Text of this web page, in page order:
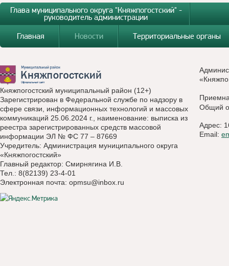
Глава муниципального округа "Княжпогостский" -
руководитель администрации
Главная
Новости Территориальные органы
Княжпогостский муниципальный район (12+)
Зарегистрирован в Федеральной службе по надзору в
сфере связи, информационных технологий и массовых
коммуникаций 25.06.2024 г., наименование: выписка из
реестра зарегистрированных средств массовой
информации ЭЛ № ФС 77 – 87669
Учредитель: Администрация муниципального округа
«Княжпогостский»
Главный редактор: Смирнягина И.В.
Тел.: 8(82139) 23-4-01
Электронная почта: opmsu@inbox.ru
Общий
Адрес:
Email: